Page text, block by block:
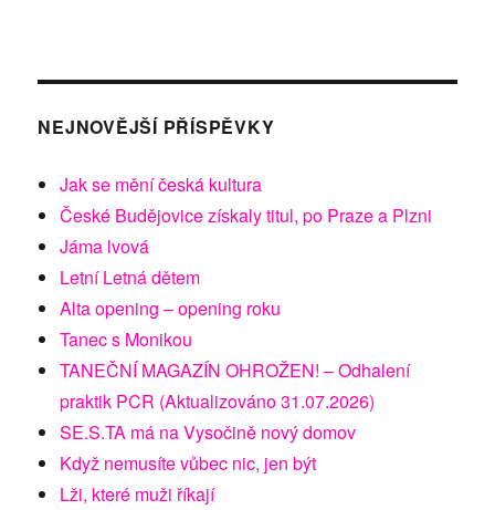
NEJNOVĚJŠÍ PŘÍSPĚVKY
Jak se mění česká kultura
České Budějovice získaly titul, po Praze a Plzni
Jáma lvová
Letní Letná dětem
Alta opening – opening roku
Tanec s Monikou
TANEČNÍ MAGAZÍN OHROŽEN! – Odhalení
praktik PCR (Aktualizováno 31.07.2026)
SE.S.TA má na Vysočině nový domov
Když nemusíte vůbec nic, jen být
Lži, které muži říkají